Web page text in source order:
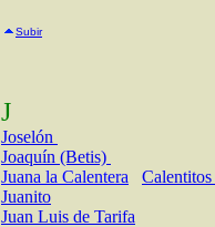
Subir
J
Joselón
Joaquín (Betis)
Juana la Calentera
Calentitos
Juanito
Juan Luis de Tarifa